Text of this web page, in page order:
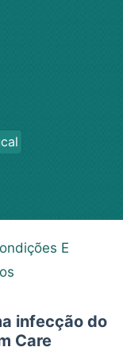
E
infecção do
Care